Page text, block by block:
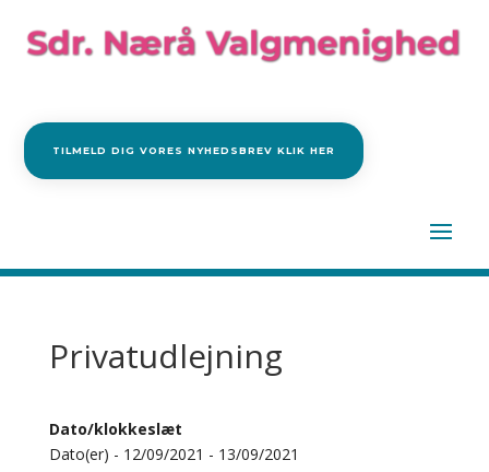
TILMELD DIG VORES NYHEDSBREV KLIK HER
Privatudlejning
Dato/klokkeslæt
Dato(er) - 12/09/2021 - 13/09/2021